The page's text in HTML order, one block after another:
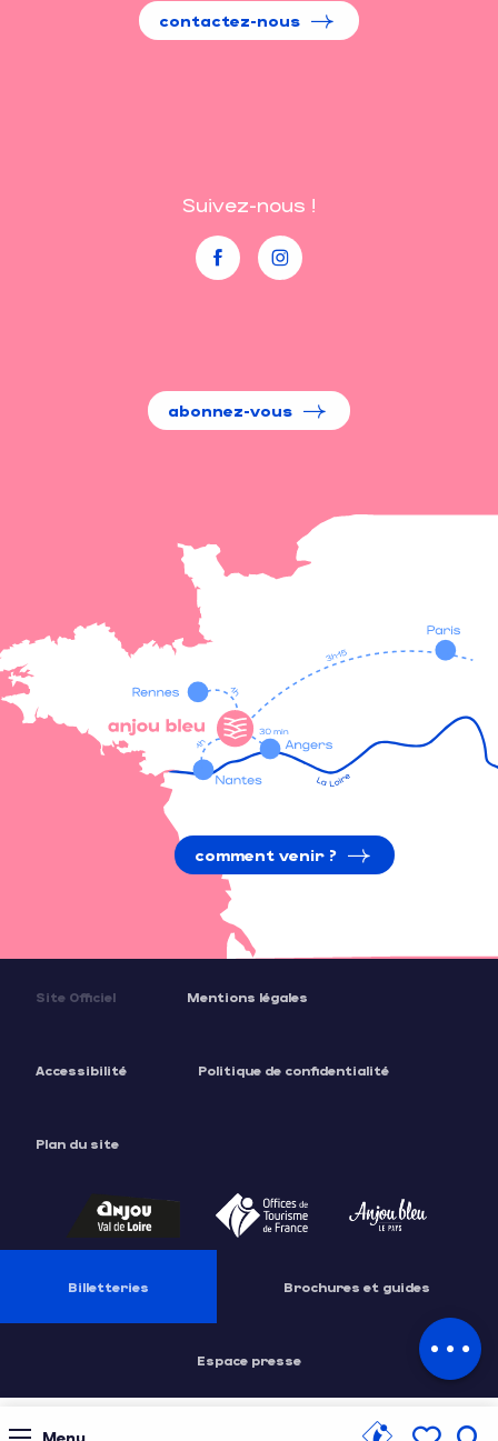
Menu
Description
Tarifs
Horaires
contactez-nous
Suivez-nous !
abonnez-vous
comment venir ?
Site Officiel Mentions légales
Accessibilité Politique de confidentialité
Plan du site
Billetteries Brochures et guides
Espace presse